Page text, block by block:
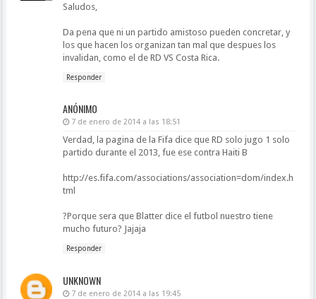
Saludos,
Da pena que ni un partido amistoso pueden concretar, y
los que hacen los organizan tan mal que despues los
invalidan, como el de RD VS Costa Rica.
Responder
ANÓNIMO
7 de enero de 2014 a las 18:51
Verdad, la pagina de la Fifa dice que RD solo jugo 1 solo
partido durante el 2013, fue ese contra Haiti B
http://es.fifa.com/associations/association=dom/index.h
tml
?Porque sera que Blatter dice el futbol nuestro tiene
mucho futuro? Jajaja
Responder
UNKNOWN
7 de enero de 2014 a las 19:45